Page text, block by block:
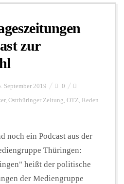
Beiträge
zur
September 2019 0
, Ostthüringer Zeitung, OTZ, Reden
noch ein Podcast aus der
Thüringen:
heißt der politische
der Mediengruppe